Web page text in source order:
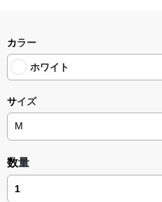
カラー
ホワイト
サイズ
数量